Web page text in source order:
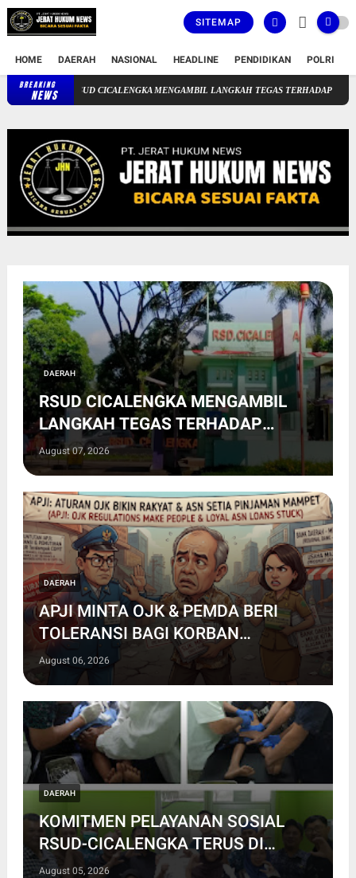
SITEMAP
HOME DAERAH NASIONAL HEADLINE PENDIDIKAN POLRI
BREAKING
NEWS
RSUD CICALENGKA MENGAMBIL LANGKAH TEGAS TERHADAP SEORANG
DAERAH
RSUD CICALENGKA MENGAMBIL
LANGKAH TEGAS TERHADAP
SEORANG OKNUM PERAWAT
BERINISIAL N YANG MELONTARKAN
KOMENTAR TIDAK BERETIKA DI
MEDIA SOSIAL
August 07, 2026
DAERAH
APJI MINTA OJK & PEMDA BERI
TOLERANSI BAGI KORBAN
PINJAMAN COVID-19 & NASABAH
SETIA BANK DAERAH
August 06, 2026
DAERAH
KOMITMEN PELAYANAN SOSIAL
RSUD-CICALENGKA TERUS DI
BUKTIKAN MELALUI KHITAN GRATIS
August 05, 2026